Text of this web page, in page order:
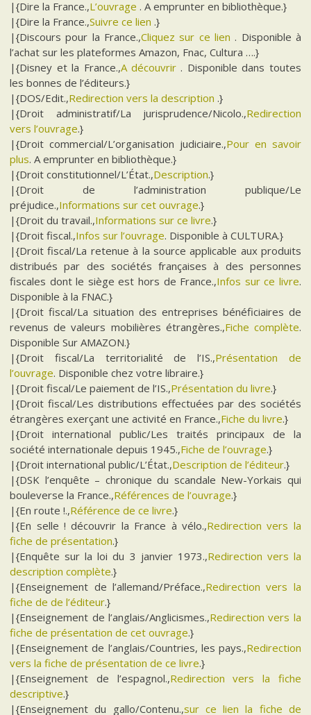
|{Dire la France.,L’ouvrage . A emprunter en bibliothèque.}
|{Dire la France.,Suivre ce lien .}
|{Discours pour la France.,Cliquez sur ce lien . Disponible à
l’achat sur les plateformes Amazon, Fnac, Cultura ….}
|{Disney et la France.,A découvrir . Disponible dans toutes
les bonnes de l’éditeurs.}
|{DOS/Edit.,Redirection vers la description .}
|{Droit administratif/La jurisprudence/Nicolo.,Redirection
vers l’ouvrage.}
|{Droit commercial/L’organisation judiciaire.,Pour en savoir
plus. A emprunter en bibliothèque.}
|{Droit constitutionnel/L’État.,Description.}
|{Droit de l’administration publique/Le
préjudice.,Informations sur cet ouvrage.}
|{Droit du travail.,Informations sur ce livre.}
|{Droit fiscal.,Infos sur l’ouvrage. Disponible à CULTURA.}
|{Droit fiscal/La retenue à la source applicable aux produits
distribués par des sociétés françaises à des personnes
fiscales dont le siège est hors de France.,Infos sur ce livre.
Disponible à la FNAC.}
|{Droit fiscal/La situation des entreprises bénéficiaires de
revenus de valeurs mobilières étrangères.,Fiche complète.
Disponible Sur AMAZON.}
|{Droit fiscal/La territorialité de l’IS.,Présentation de
l’ouvrage. Disponible chez votre libraire.}
|{Droit fiscal/Le paiement de l’IS.,Présentation du livre.}
|{Droit fiscal/Les distributions effectuées par des sociétés
étrangères exerçant une activité en France.,Fiche du livre.}
|{Droit international public/Les traités principaux de la
société internationale depuis 1945.,Fiche de l’ouvrage.}
|{Droit international public/L’État.,Description de l’éditeur.}
|{DSK l’enquête – chronique du scandale New-Yorkais qui
bouleverse la France.,Références de l’ouvrage.}
|{En route !.,Référence de ce livre.}
|{En selle ! découvrir la France à vélo.,Redirection vers la
fiche de présentation.}
|{Enquête sur la loi du 3 janvier 1973.,Redirection vers la
description complète.}
|{Enseignement de l’allemand/Préface.,Redirection vers la
fiche de de l’éditeur.}
|{Enseignement de l’anglais/Anglicismes.,Redirection vers la
fiche de présentation de cet ouvrage.}
|{Enseignement de l’anglais/Countries, les pays.,Redirection
vers la fiche de présentation de ce livre.}
|{Enseignement de l’espagnol.,Redirection vers la fiche
descriptive.}
|{Enseignement du gallo/Contenu.,sur ce lien la fiche de